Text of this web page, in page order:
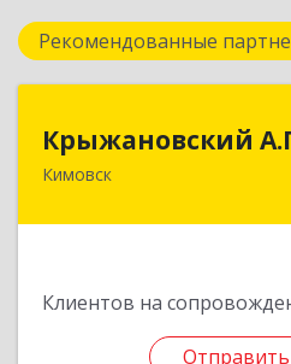
Рекомендованные
Крыжановский
Кимовск
Клиентов на
Отправить
Отправить